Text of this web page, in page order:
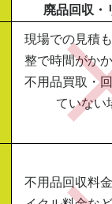
廃品回収・
現場での見積
整で時間がか
不用品買取・
ていない
不用品回収料